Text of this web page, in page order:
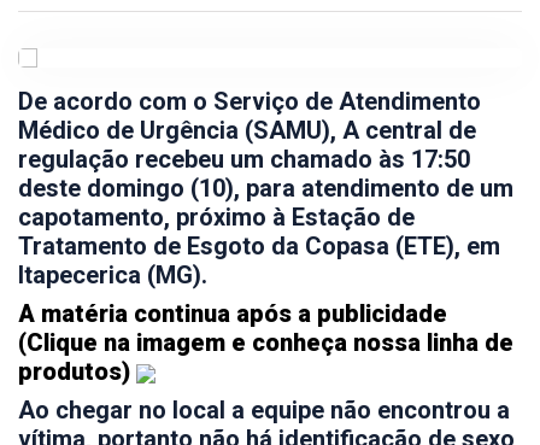
De acordo com o Serviço de Atendimento
Médico de Urgência (SAMU), A central de
regulação recebeu um chamado às 17:50
deste domingo (10), para atendimento de um
capotamento, próximo à Estação de
Tratamento de Esgoto da Copasa (ETE), em
Itapecerica (MG).
A matéria continua após a publicidade
(Clique na imagem e conheça nossa linha de
produtos)
Ao chegar no local a equipe não encontrou a
vítima, portanto não há identificação de sexo